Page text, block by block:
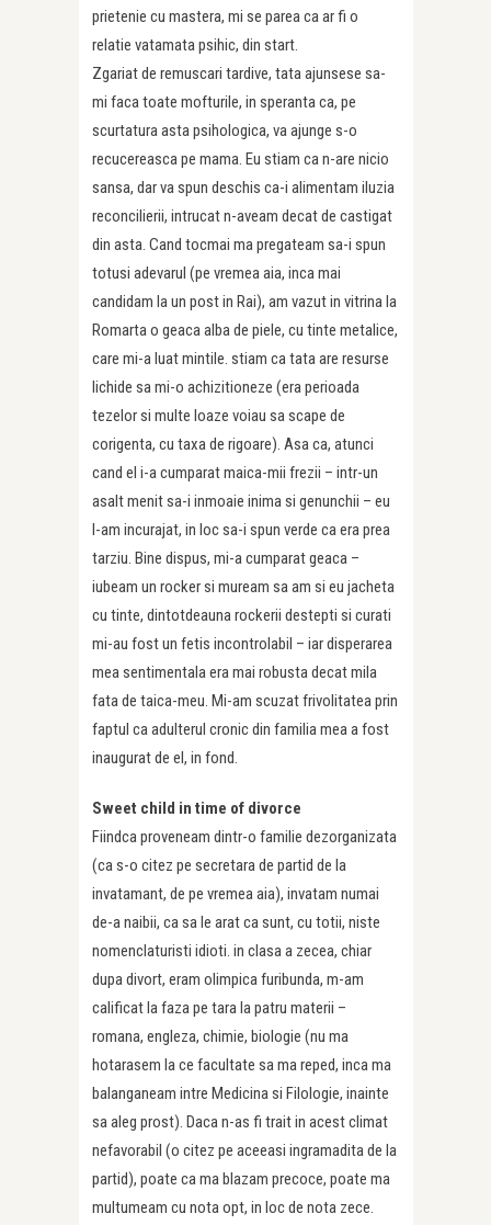
prietenie cu mastera, mi se parea ca ar fi o
relatie vatamata psihic, din start.
Zgariat de remuscari tardive, tata ajunsese sa-
mi faca toate mofturile, in speranta ca, pe
scurtatura asta psihologica, va ajunge s-o
recucereasca pe mama. Eu stiam ca n-are nicio
sansa, dar va spun deschis ca-i alimentam iluzia
reconcilierii, intrucat n-aveam decat de castigat
din asta. Cand tocmai ma pregateam sa-i spun
totusi adevarul (pe vremea aia, inca mai
candidam la un post in Rai), am vazut in vitrina la
Romarta o geaca alba de piele, cu tinte metalice,
care mi-a luat mintile. stiam ca tata are resurse
lichide sa mi-o achizitioneze (era perioada
tezelor si multe loaze voiau sa scape de
corigenta, cu taxa de rigoare). Asa ca, atunci
cand el i-a cumparat maica-mii frezii – intr-un
asalt menit sa-i inmoaie inima si genunchii – eu
l-am incurajat, in loc sa-i spun verde ca era prea
tarziu. Bine dispus, mi-a cumparat geaca –
iubeam un rocker si muream sa am si eu jacheta
cu tinte, dintotdeauna rockerii destepti si curati
mi-au fost un fetis incontrolabil – iar disperarea
mea sentimentala era mai robusta decat mila
fata de taica-meu. Mi-am scuzat frivolitatea prin
faptul ca adulterul cronic din familia mea a fost
inaugurat de el, in fond.
Sweet child in time of divorce
Fiindca proveneam dintr-o familie dezorganizata
(ca s-o citez pe secretara de partid de la
invatamant, de pe vremea aia), invatam numai
de-a naibii, ca sa le arat ca sunt, cu totii, niste
nomenclaturisti idioti. in clasa a zecea, chiar
dupa divort, eram olimpica furibunda, m-am
calificat la faza pe tara la patru materii –
romana, engleza, chimie, biologie (nu ma
hotarasem la ce facultate sa ma reped, inca ma
balanganeam intre Medicina si Filologie, inainte
sa aleg prost). Daca n-as fi trait in acest climat
nefavorabil (o citez pe aceeasi ingramadita de la
partid), poate ca ma blazam precoce, poate ma
multumeam cu nota opt, in loc de nota zece.